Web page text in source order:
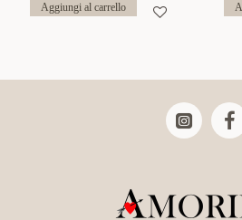
Aggiungi al carrello